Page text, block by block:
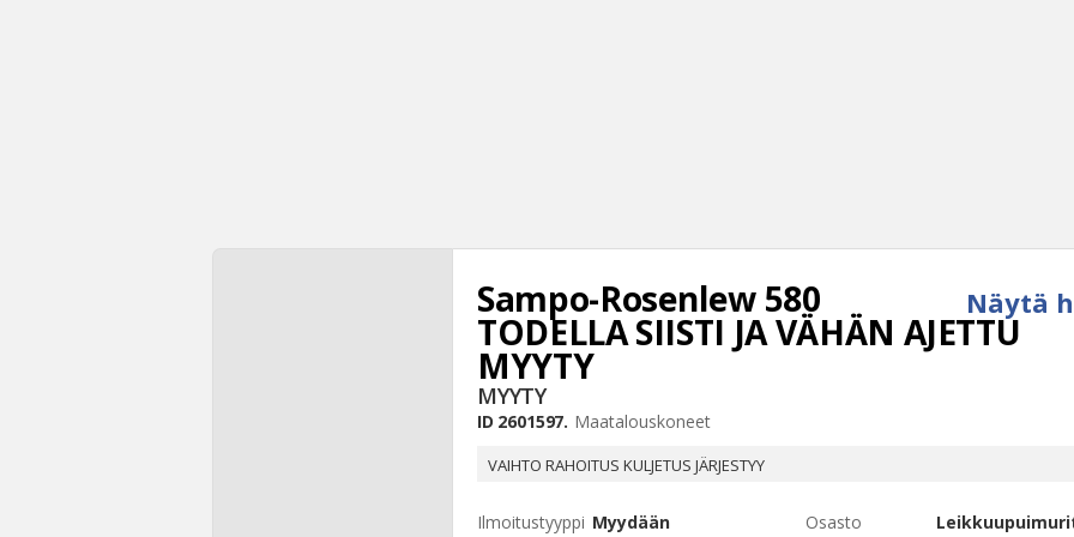
Näytä
Sampo-Rosenlew 580
TODELLA SIISTI JA VÄHÄN AJETTU
MYYTY
MYYTY
ID 2601597. Maatalouskoneet
VAIHTO RAHOITUS KULJETUS JÄRJESTYY
Ilmoitustyyppi Myydään Osasto